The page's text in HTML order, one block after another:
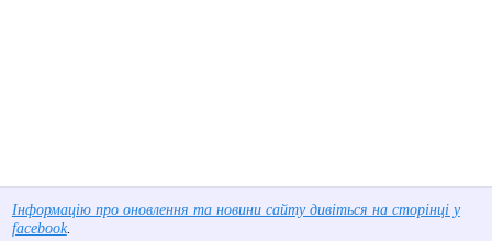
Інформацію про оновлення та новини сайту дивіться на сторінці у
facebook.